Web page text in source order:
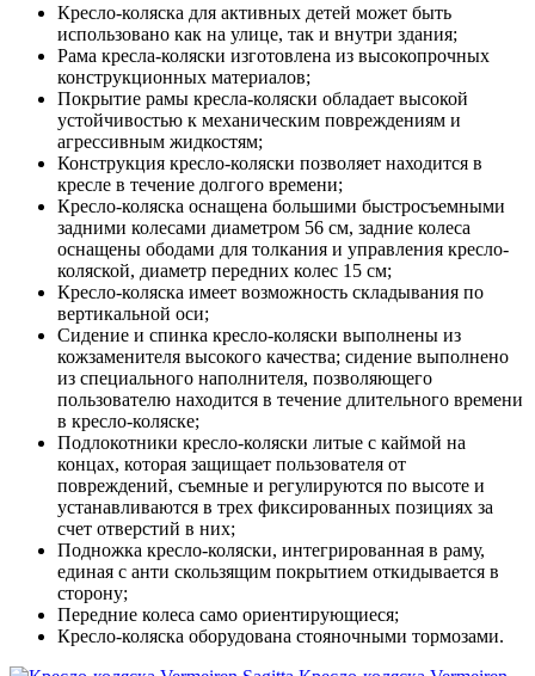
Кресло-коляска для активных детей может быть
использовано как на улице, так и внутри здания;
Рама кресла-коляски изготовлена из высокопрочных
конструкционных материалов;
Покрытие рамы кресла-коляски обладает высокой
устойчивостью к механическим повреждениям и
агрессивным жидкостям;
Конструкция кресло-коляски позволяет находится в
кресле в течение долгого времени;
Кресло-коляска оснащена большими быстросъемными
задними колесами диаметром 56 см, задние колеса
оснащены ободами для толкания и управления кресло-
коляской, диаметр передних колес 15 см;
Кресло-коляска имеет возможность складывания по
вертикальной оси;
Сидение и спинка кресло-коляски выполнены из
кожзаменителя высокого качества; сидение выполнено
из специального наполнителя, позволяющего
пользователю находится в течение длительного времени
в кресло-коляске;
Подлокотники кресло-коляски литые с каймой на
концах, которая защищает пользователя от
повреждений, съемные и регулируются по высоте и
устанавливаются в трех фиксированных позициях за
счет отверстий в них;
Подножка кресло-коляски, интегрированная в раму,
единая с анти скользящим покрытием откидывается в
сторону;
Передние колеса само ориентирующиеся;
Кресло-коляска оборудована стояночными тормозами.